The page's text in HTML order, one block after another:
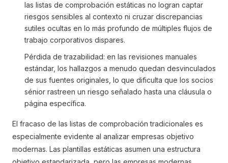
las listas de comprobación estáticas no logran captar
riesgos sensibles al contexto ni cruzar discrepancias
sutiles ocultas en lo más profundo de múltiples flujos de
trabajo corporativos dispares.
Pérdida de trazabilidad: en las revisiones manuales
estándar, los hallazgos a menudo quedan desvinculados
de sus fuentes originales, lo que dificulta que los socios
sénior rastreen un riesgo señalado hasta una cláusula o
página específica.
El fracaso de las listas de comprobación tradicionales es
especialmente evidente al analizar empresas objetivo
modernas. Las plantillas estáticas asumen una estructura